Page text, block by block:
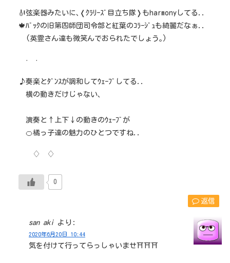
🎻弦楽器みたいに､❬ｸﾗﾘｰｽﾞ目立ち隊❭もharmonyしてる..
🍁ﾊﾞｯｸの旧第四師団司令部と紅葉のｺﾗｰｼﾞｭも綺麗だなぁ..
(英霊さん達も微笑んでおられたでしょう｡)
· ·
♪奏楽とﾀﾞﾝｽが調和してｳｪｰﾌﾞしてる..
横の動きだけじゃない､
演奏と↑上下↓の動きのｳｪｰﾌﾞが
🍊橘っ子達の魅力のひとつですね..
♢ ♢
0
返信
san aki より:
2020年6月20日 10:44
気を付けて行ってらっしゃいませ⛩⛩⛩